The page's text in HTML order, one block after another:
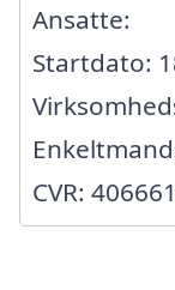
Ansatte:
Startdato:
CVR: